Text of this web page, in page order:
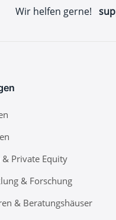
Wir helfen gerne!
& Private Equity
& Forschung
& Beratungshäuser